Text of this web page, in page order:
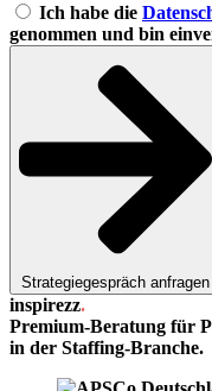
Ich habe die
genommen und bin
Strategiegespräch anfragen
inspirezz.
Premium-Beratung für
in der Staffing-Branche.